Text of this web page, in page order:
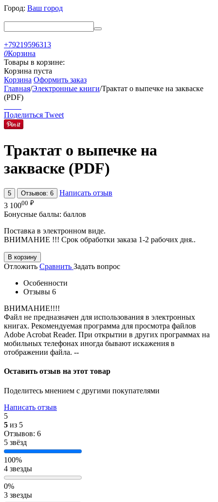
Город: Ваш город
+79219596313
0Корзина
Товары в корзине:
Корзина пуста
Корзина Оформить заказ
Главная/Электронные книги/Трактат о выпечке на закваске
(PDF)
Поделиться Tweet
Трактат о выпечке на
закваске (PDF)
5 Отзывов: 6
Написать отзыв
3 10000 ₽
Бонусные баллы: баллов
Поставка в электронном виде.
ВНИМАНИЕ !!! Срок обработки заказа 1-2 рабочих дня..
В корзину
Отложить Сравнить Задать вопрос
Особенности
Отзывы 6
ВНИМАНИЕ!!!!
Файл не предназначен для использования в электронных
книгах. Рекомендуемая программа для просмотра файлов
Adobe Acrobat Reader. При открытии в других программах на
мобильных телефонах иногда бывают искажения в
отображении файла. --
Оставить отзыв на этот товар
Поделитесь мнением с другими покупателями
Написать отзыв
5
5 из 5
Отзывов: 6
5 звёзд
100%
4 звезды
0%
3 звезды